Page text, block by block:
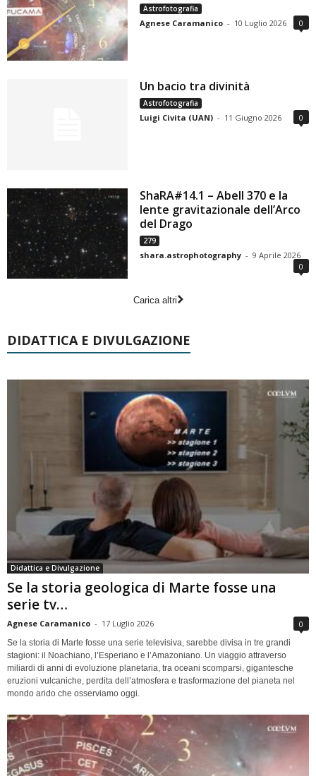
Astrofotografia
Agnese Caramanico - 10 Luglio 2026 0
Un bacio tra divinità
Astrofotografia
Luigi Civita (UAN) - 11 Giugno 2026 0
ShaRA#14.1 – Abell 370 e la
lente gravitazionale dell’Arco
del Drago
279
shara.astrophotography - 9 Aprile 2026
0
Carica altri
DIDATTICA E DIVULGAZIONE
Didattica e Divulgazione
Se la storia geologica di Marte fosse una
serie tv…
Agnese Caramanico - 17 Luglio 2026 0
Se la storia di Marte fosse una serie televisiva, sarebbe divisa in tre grandi
stagioni: il Noachiano, l’Esperiano e l’Amazoniano. Un viaggio attraverso
miliardi di anni di evoluzione planetaria, tra oceani scomparsi, gigantesche
eruzioni vulcaniche, perdita dell’atmosfera e trasformazione del pianeta nel
mondo arido che osserviamo oggi.